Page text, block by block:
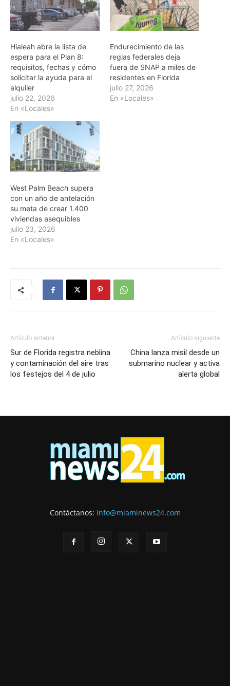
Hialeah abre la lista de
espera para el Plan 8:
requisitos, fechas y cómo
solicitar la ayuda para el
alquiler
julio 22, 2026
En «Locales»
Endurecimiento de las
reglas federales deja
fuera de SNAP a miles de
residentes en Florida
julio 27, 2026
En «Locales»
West Palm Beach supera
con un año de antelación
su meta de crear 1.400
viviendas asequibles
julio 23, 2026
En «Locales»
Artículo anterior
Sur de Florida registra neblina
y contaminación del aire tras
los festejos del 4 de julio
Artículo siguiente
China lanza misil desde un
submarino nuclear y activa
alerta global
Contáctanos: info@miaminews24.com